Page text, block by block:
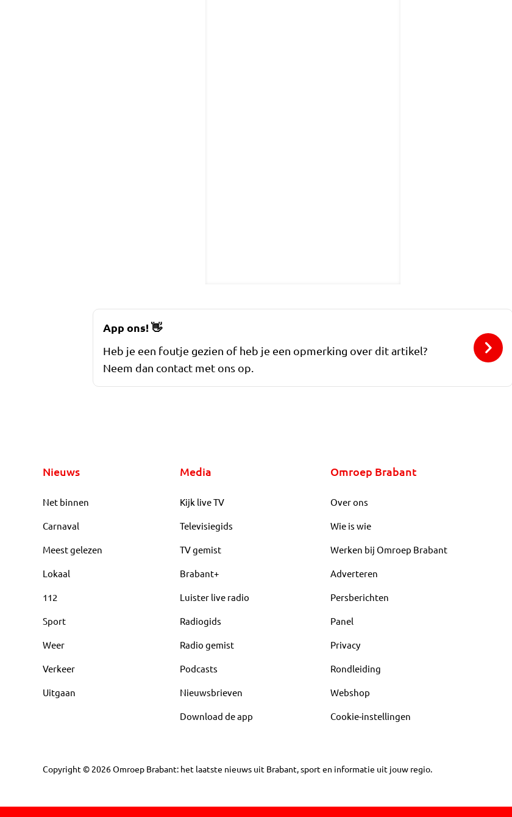
App ons!👋
Heb je een foutje gezien of heb je een opmerking over dit artikel?
Neem dan contact met ons op.
Nieuws
Net binnen
Carnaval
Meest gelezen
Lokaal
112
Sport
Weer
Verkeer
Uitgaan
Media
Kijk live TV
Televisiegids
TV gemist
Brabant+
Luister live radio
Radiogids
Radio gemist
Podcasts
Nieuwsbrieven
Download de app
Omroep Brabant
Over ons
Wie is wie
Werken bij Omroep Brabant
Adverteren
Persberichten
Panel
Privacy
Rondleiding
Webshop
Cookie-instellingen
Copyright © 2026Omroep Brabant: het laatste nieuws uit Brabant, sport en informatie uit jouw regio.